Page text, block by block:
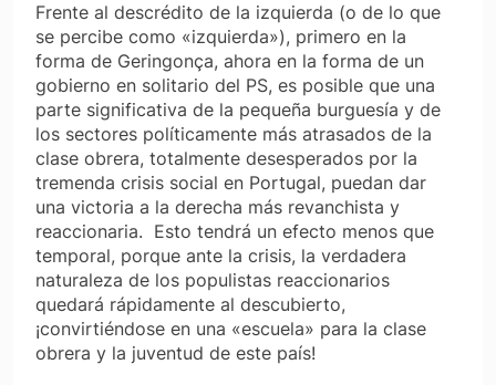
Frente al descrédito de la izquierda (o de lo que
se percibe como «izquierda»), primero en la
forma de Geringonça, ahora en la forma de un
gobierno en solitario del PS, es posible que una
parte significativa de la pequeña burguesía y de
los sectores políticamente más atrasados de la
clase obrera, totalmente desesperados por la
tremenda crisis social en Portugal, puedan dar
una victoria a la derecha más revanchista y
reaccionaria. Esto tendrá un efecto menos que
temporal, porque ante la crisis, la verdadera
naturaleza de los populistas reaccionarios
quedará rápidamente al descubierto,
¡convirtiéndose en una «escuela» para la clase
obrera y la juventud de este país!